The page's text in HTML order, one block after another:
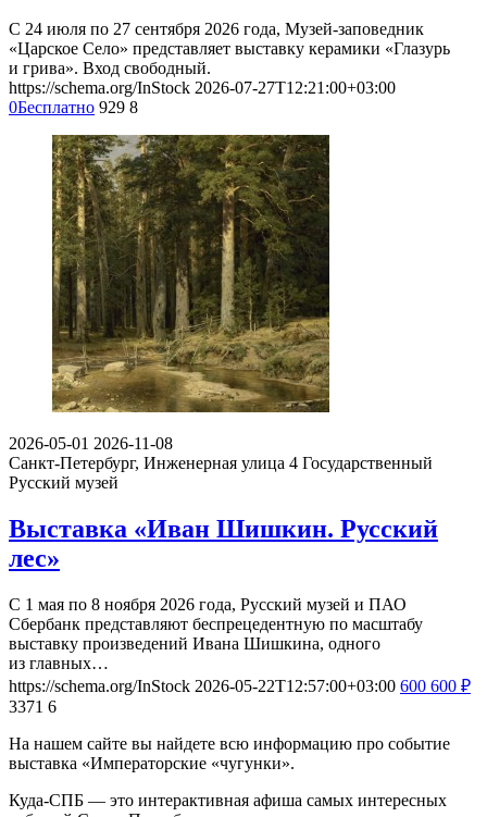
С 24 июля по 27 сентября 2026 года, Музей-заповедник
«Царское Село» представляет выставку керамики «Глазурь
и грива». Вход свободный.
https://schema.org/InStock 2026-07-27T12:21:00+03:00
0Бесплатно 929 8
2026-05-01 2026-11-08
Санкт-Петербург, Инженерная улица 4 Государственный
Русский музей
Выставка «Иван Шишкин. Русский
лес»
С 1 мая по 8 ноября 2026 года, Русский музей и ПАО
Сбербанк представляют беспрецедентную по масштабу
выставку произведений Ивана Шишкина, одного
из главных…
https://schema.org/InStock 2026-05-22T12:57:00+03:00 600 600 ₽
3371 6
На нашем сайте вы найдете всю информацию про событие
выставка «Императорские «чугунки».
Куда-СПБ — это интерактивная афиша самых интересных